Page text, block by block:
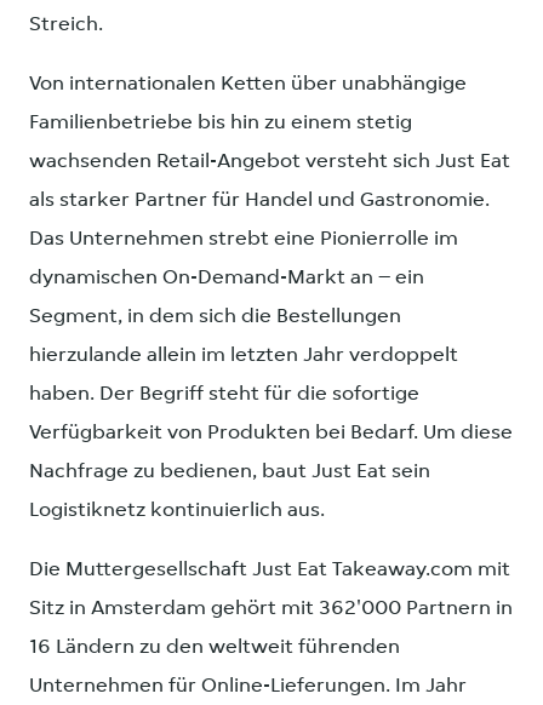
Streich.
Von internationalen Ketten über unabhängige
Familienbetriebe bis hin zu einem stetig
wachsenden Retail-Angebot versteht sich Just Eat
als starker Partner für Handel und Gastronomie.
Das Unternehmen strebt eine Pionierrolle im
dynamischen On-Demand-Markt an – ein
Segment, in dem sich die Bestellungen
hierzulande allein im letzten Jahr verdoppelt
haben. Der Begriff steht für die sofortige
Verfügbarkeit von Produkten bei Bedarf. Um diese
Nachfrage zu bedienen, baut Just Eat sein
Logistiknetz kontinuierlich aus.
Die Muttergesellschaft Just Eat Takeaway.com mit
Sitz in Amsterdam gehört mit 362'000 Partnern in
16 Ländern zu den weltweit führenden
Unternehmen für Online-Lieferungen. Im Jahr